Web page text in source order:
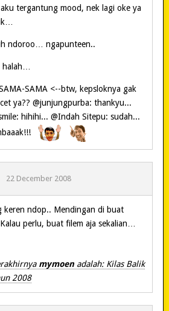
tergantung mood, nek lagi oke ya
ndoroo… ngapunteen..
halah…
SAMA <--btw, kepsloknya gak
ya?? @junjungpurba: thankyu...
hihihi... @Indah Sitepu: sudah...
22 December 2008
keren ndop.. Mendingan di buat
perlu, buat filem aja sekalian…
mymoen adalah: Kilas Balik
2008